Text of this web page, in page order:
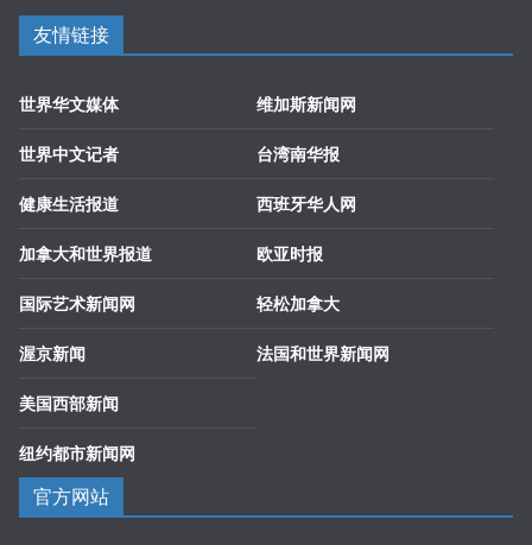
友情链接
世界华文媒体
世界中文记者
健康生活报道
加拿大和世界报道
国际艺术新闻网
渥京新闻
美国西部新闻
纽约都市新闻网
维加斯新闻网
台湾南华报
西班牙华人网
欧亚时报
轻松加拿大
法国和世界新闻网
官方网站